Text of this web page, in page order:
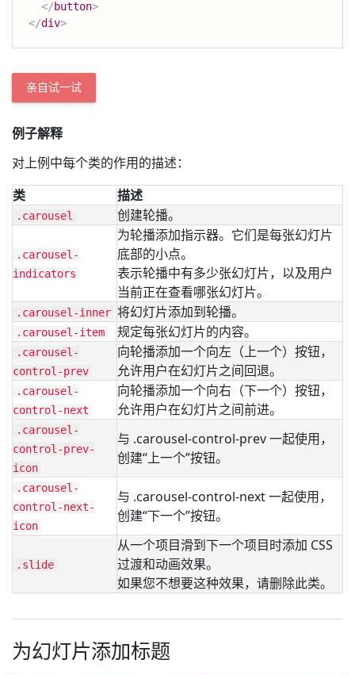
</button>
</div>
亲自试一试
例子解释
对上例中每个类的作用的描述：
类
描述
.carousel 创建轮播。
.carousel-
indicators
为轮播添加指示器。它们是每张幻灯片
底部的小点。
表示轮播中有多少张幻灯片，以及用户
当前正在查看哪张幻灯片。
.carousel-inner 将幻灯片添加到轮播。
.carousel-item 规定每张幻灯片的内容。
.carousel-
control-prev
向轮播添加一个向左（上一个）按钮，
允许用户在幻灯片之间回退。
.carousel-
control-next
向轮播添加一个向右（下一个）按钮，
允许用户在幻灯片之间前进。
.carousel-
control-prev-
icon
与 .carousel-control-prev 一起使用，
创建“上一个”按钮。
.carousel-
control-next-
icon
与 .carousel-control-next 一起使用，
创建“下一个”按钮。
.slide
从一个项目滑到下一个项目时添加 CSS
过渡和动画效果。
如果您不想要这种效果，请删除此类。
为幻灯片添加标题